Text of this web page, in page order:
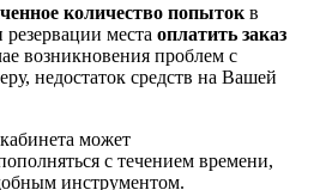
количество попыток в
места оплатить заказ
возникновения проблем с
недостаток средств на Вашей
может
с течением времени,
инструментом.